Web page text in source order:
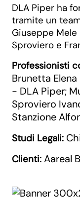
DLA Piper ha
tramite un
Giuseppe
Sproviero e
Professionisti
Brunetta
- DLA Piper;
Sproviero
Stanzione
Studi Legali:
Clienti: Aareal